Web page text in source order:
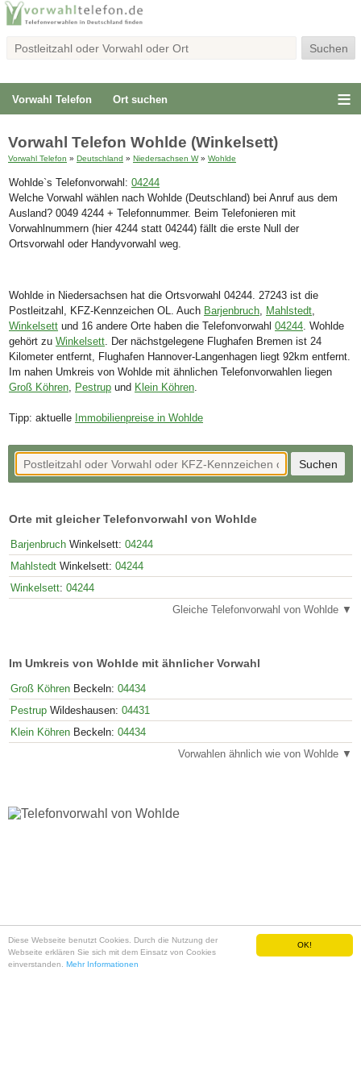
OK!
Diese Webseite benutzt Cookies. Durch die Nutzung der
Webseite erklären Sie sich mit dem Einsatz von Cookies
einverstanden. Mehr Informationen
Vorwahl Telefon Ort suchen
Vorwahl Telefon Wohlde (Winkelsett)
Vorwahl Telefon » Deutschland » Niedersachsen W» Wohlde
Wohlde`s Telefonvorwahl: 04244
Welche Vorwahl wählen nach Wohlde (Deutschland) bei Anruf aus dem
Ausland? 0049 4244 + Telefonnummer. Beim Telefonieren mit
Vorwahlnummern (hier 4244 statt 04244) fällt die erste Null der
Ortsvorwahl oder Handyvorwahl weg.
Wohlde in Niedersachsen hat die Ortsvorwahl 04244. 27243 ist die
Postleitzahl, KFZ-Kennzeichen OL. Auch Barjenbruch, Mahlstedt,
Winkelsett und 16 andere Orte haben die Telefonvorwahl 04244. Wohlde
gehört zu Winkelsett. Der nächstgelegene Flughafen Bremen ist 24
Kilometer entfernt, Flughafen Hannover-Langenhagen liegt 92km entfernt.
Im nahen Umkreis von Wohlde mit ähnlichen Telefonvorwahlen liegen
Groß Köhren, Pestrup und Klein Köhren.
Tipp: aktuelle Immobilienpreise in Wohlde
Orte mit gleicher Telefonvorwahl von Wohlde
Barjenbruch Winkelsett: 04244
Mahlstedt Winkelsett: 04244
Winkelsett: 04244
Gleiche Telefonvorwahl von Wohlde ▼
Im Umkreis von Wohlde mit ähnlicher Vorwahl
Groß Köhren Beckeln: 04434
Pestrup Wildeshausen: 04431
Klein Köhren Beckeln: 04434
Vorwahlen ähnlich wie von Wohlde ▼
Sitemap✪ Impressum und Datenschutz